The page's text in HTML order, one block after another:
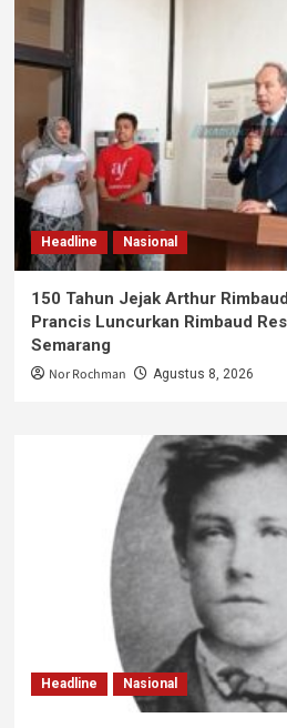
Headline Nasional
150 Tahun Jejak Arthur
Prancis Luncurkan Rimbaud
Semarang
Nor Rochman Agustus 8, 2026
Headline Nasional